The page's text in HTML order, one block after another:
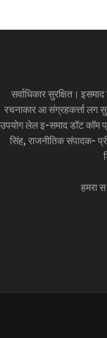
सर्वाधिकार सुरक्षित।
रचनाकार आ संग्रहकर्त्ता लग
उपयोग लेल इ-समाद डॉट
सिंह, राजनीतिक संपादक-
हमरा